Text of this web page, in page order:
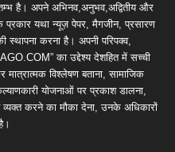
है। अपने अभिनव,अनुभव,अद्वितीय और
प्रकार यथा न्यूज़ पेपर, मैगजीन, प्रसारण
करना है। अपनी परिपक्व,
का उद्देश्य देशहित में सच्ची
विश्लेषण बताना, सामाजिक
योजनाओं पर प्रकाश डालना,
करने का मौका देना, उनके अधिकारों